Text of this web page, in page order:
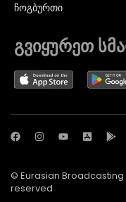
ᲩᲝᲒᲑᲣᲠᲗᲘ
გვიყურეთ
© Eurasian Broadcasting
reserved